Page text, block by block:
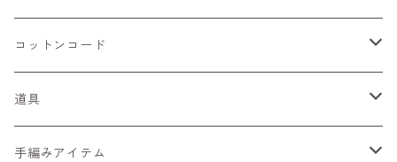
フラワーリボン
キラキラ
ひらひら
ぷあぷあ
コットンコード
細コード
道具
編針・網針
手編みアイテム